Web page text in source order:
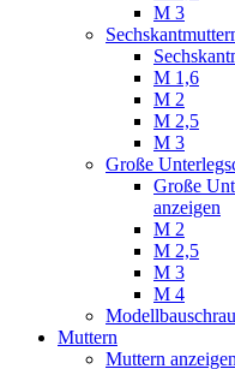
M 3
M 1,6
M 2
M 2,5
M 3
Große
Große
anzeigen
M 2
M 2,5
M 3
M 4
Muttern
Muttern anzeigen